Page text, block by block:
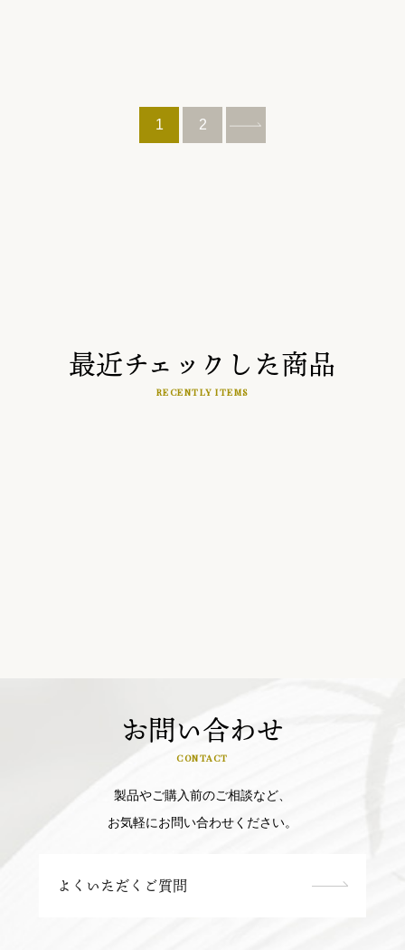
1 2
最近チェックした商品
RECENTLY ITEMS
お問い合わせ
CONTACT
製品やご購入前のご相談など、
お気軽にお問い合わせください。
よくいただくご質問